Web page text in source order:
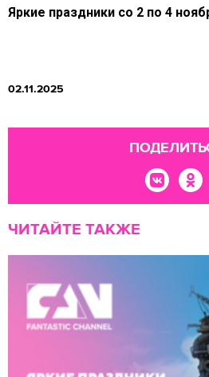
Яркие праздники со 2 по 4
02.11.2025
ЧИТАЙТЕ ТАКЖЕ